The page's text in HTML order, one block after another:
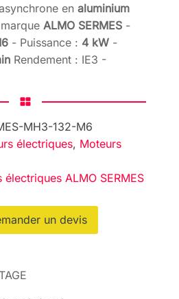
en aluminium
ALMO SERMES -
- Puissance : 4 kW -
Rendement : IE3 -
MH3-132-M6
électriques, Moteurs
électriques ALMO SERMES
un devis